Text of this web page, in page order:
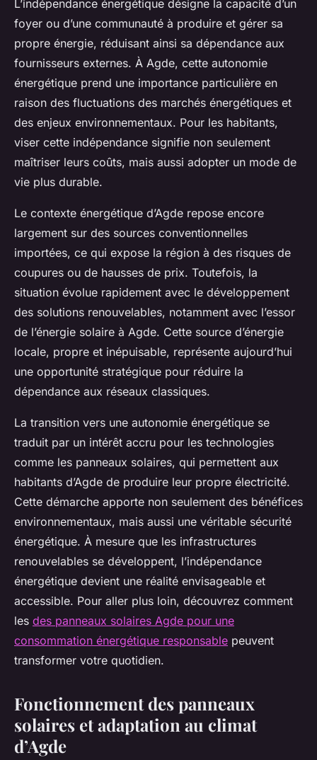
L’indépendance énergétique désigne la capacité d’un
foyer ou d’une communauté à produire et gérer sa
propre énergie, réduisant ainsi sa dépendance aux
fournisseurs externes. À Agde, cette autonomie
énergétique prend une importance particulière en
raison des fluctuations des marchés énergétiques et
des enjeux environnementaux. Pour les habitants,
viser cette indépendance signifie non seulement
maîtriser leurs coûts, mais aussi adopter un mode de
vie plus durable.
Le contexte énergétique d’Agde repose encore
largement sur des sources conventionnelles
importées, ce qui expose la région à des risques de
coupures ou de hausses de prix. Toutefois, la
situation évolue rapidement avec le développement
des solutions renouvelables, notamment avec l’essor
de l’énergie solaire à Agde. Cette source d’énergie
locale, propre et inépuisable, représente aujourd’hui
une opportunité stratégique pour réduire la
dépendance aux réseaux classiques.
La transition vers une autonomie énergétique se
traduit par un intérêt accru pour les technologies
comme les panneaux solaires, qui permettent aux
habitants d’Agde de produire leur propre électricité.
Cette démarche apporte non seulement des bénéfices
environnementaux, mais aussi une véritable sécurité
énergétique. À mesure que les infrastructures
renouvelables se développent, l’indépendance
énergétique devient une réalité envisageable et
accessible. Pour aller plus loin, découvrez comment
les des panneaux solaires Agde pour une
consommation énergétique responsable peuvent
transformer votre quotidien.
Fonctionnement des panneaux
solaires et adaptation au climat
d’Agde